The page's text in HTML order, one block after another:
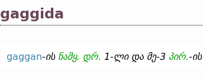
gaggida
gaggan-ის ნამყ. დრ. 1-ლი და მე-3 პირ.-ის